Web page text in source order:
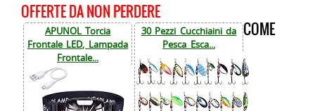
OFFERTE DA NON PERDERE
APUNOL Torcia
Frontale LED, Lampada
Frontale...
30 Pezzi Cucchiaini da
Pesca Esca...
COME